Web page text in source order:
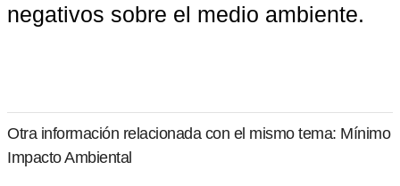
negativos sobre el medio ambiente.
Otra información relacionada con el mismo tema: Mínimo
Impacto Ambiental